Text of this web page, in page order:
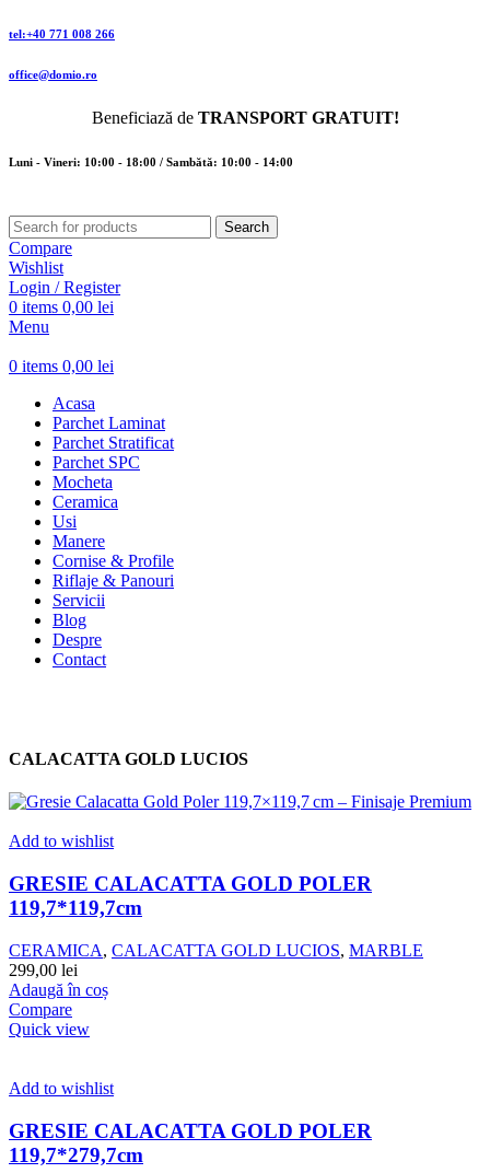
tel:+40 771 008 266
office@domio.ro
Beneficiază de TRANSPORT GRATUIT!
Luni - Vineri: 10:00 - 18:00 / Sambătă: 10:00 - 14:00
Search
Compare
Wishlist
Login / Register
0 items 0,00 lei
Menu
0 items 0,00 lei
Acasa
Parchet Laminat
Parchet Stratificat
Parchet SPC
Mocheta
Ceramica
Usi
Manere
Cornise & Profile
Riflaje & Panouri
Servicii
Blog
Despre
Contact
CALACATTA GOLD LUCIOS
Add to wishlist
GRESIE CALACATTA GOLD POLER
119,7*119,7cm
CERAMICA, CALACATTA GOLD LUCIOS, MARBLE
299,00 lei
Adaugă în coș
Compare
Quick view
Add to wishlist
GRESIE CALACATTA GOLD POLER
119,7*279,7cm